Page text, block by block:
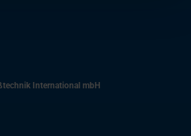
International mbH